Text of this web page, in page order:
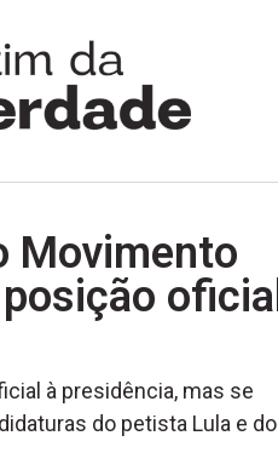
Movimento
oficial
à presidência, mas se
do petista Lula e do